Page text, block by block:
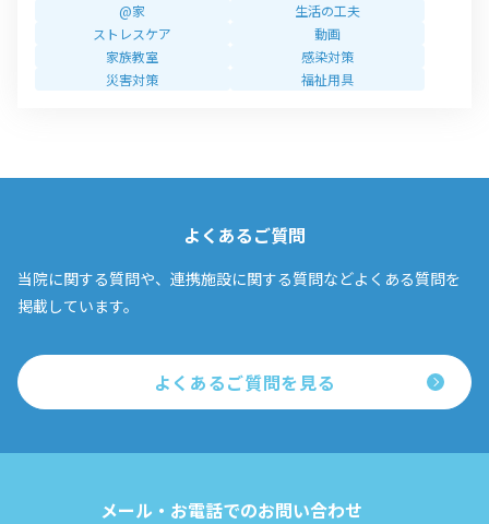
@家
生活の工夫
ストレスケア
動画
家族教室
感染対策
災害対策
福祉用具
よくあるご質問
当院に関する質問や、連携施設に関する質問などよくある質問を
掲載しています。
よくあるご質問を見る
メール・お電話でのお問い合わせ